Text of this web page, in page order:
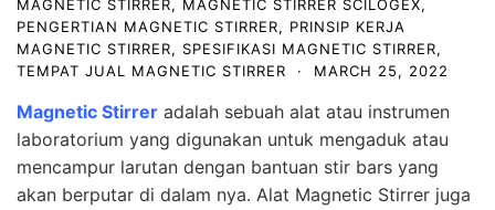
MAGNETIC STIRRER, MAGNETIC STIRRER SCILOGEX,
PENGERTIAN MAGNETIC STIRRER, PRINSIP KERJA
MAGNETIC STIRRER, SPESIFIKASI MAGNETIC STIRRER,
TEMPAT JUAL MAGNETIC STIRRER
· MARCH 25, 2022
Magnetic Stirrer adalah sebuah alat atau instrumen
laboratorium yang digunakan untuk mengaduk atau
mencampur larutan dengan bantuan stir bars yang
akan berputar di dalam nya. Alat Magnetic Stirrer juga